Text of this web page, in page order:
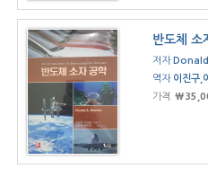
반도체 소
저자
역자 이진구,
가격